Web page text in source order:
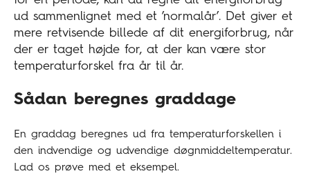
ud sammenlignet med et ’normalår’. Det giver et
mere retvisende billede af dit energiforbrug, når
der er taget højde for, at der kan være stor
temperaturforskel fra år til år.
Sådan beregnes graddage
En graddag beregnes ud fra temperaturforskellen i
den indvendige og udvendige døgnmiddeltemperatur.
Lad os prøve med et eksempel.